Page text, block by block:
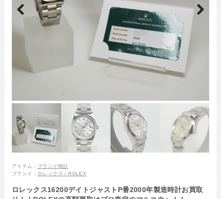
Previous Next
アイテム： ブランド時計
ブランド： ロレックス / ROLEX
ロレックス16200デイトジャストP番2000年製造時計お買取